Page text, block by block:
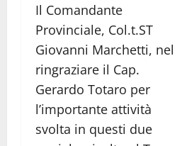
Il Comandante
Provinciale, Col.t.ST
Giovanni Marchetti, nel
ringraziare il Cap.
Gerardo Totaro per
l’importante attività
svolta in questi due